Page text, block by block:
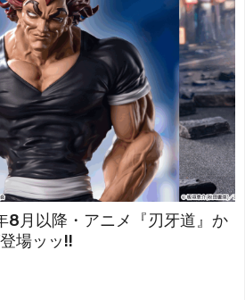
8月以降・アニメ『刃牙道』か
場ッッ!!